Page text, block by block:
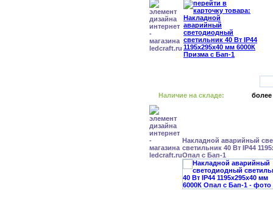
Наличие на складе: более
Накладной аварийный
светильник 40 Вт IP44
Опал с Бап-1